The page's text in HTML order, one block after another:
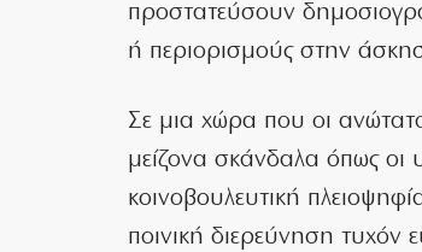
προστατεύσουν
ή περιορισμούς στην
Σε μια χώρα που οι
μείζονα σκάνδαλα όπως οι
κοινοβουλευτική
ποινική διερεύνηση